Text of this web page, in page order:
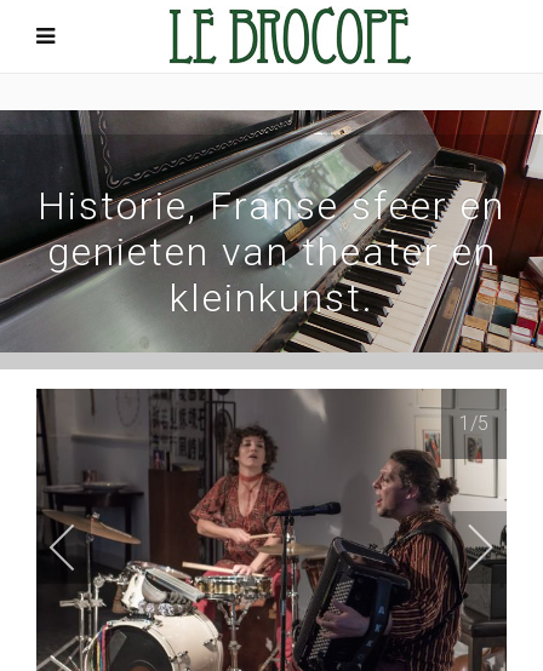
Historie, Franse sfeer en
genieten van theater en
kleinkunst.
1 /5